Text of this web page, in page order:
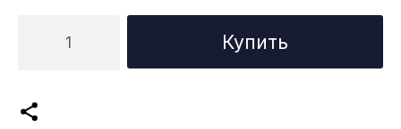
товара
Бета
Купить